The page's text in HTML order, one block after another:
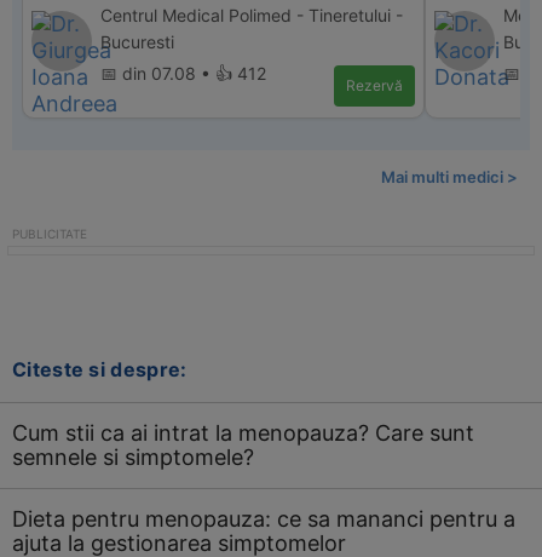
Centrul Medical Polimed - Tineretului -
Bucuresti
📅 din 07.08 • 👍 412
Rezervă
📅
Mai multi medici >
Citeste si despre:
Cum stii ca ai intrat la menopauza? Care sunt
semnele si simptomele?
Dieta pentru menopauza: ce sa mananci pentru a
ajuta la gestionarea simptomelor